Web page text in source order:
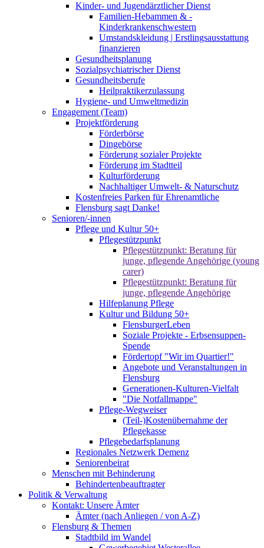
Kinder- und Jugendärztlicher Dienst
Familien-Hebammen & -
Kinderkrankenschwestern
Umstandskleidung | Erstlingsausstattung
finanzieren
Gesundheitsplanung
Sozialpsychiatrischer Dienst
Gesundheitsberufe
Heilpraktikerzulassung
Hygiene- und Umweltmedizin
Engagement (Team)
Projektförderung
Förderbörse
Dingebörse
Förderung sozialer Projekte
Förderung im Stadtteil
Kulturförderung
Nachhaltiger Umwelt- & Naturschutz
Kostenfreies Parken für Ehrenamtliche
Flensburg sagt Danke!
Senioren/-innen
Pflege und Kultur 50+
Pflegestützpunkt
Pflegestützpunkt: Beratung für
junge, pflegende Angehörige (young
carer)
Pflegestützpunkt: Beratung für
junge, pflegende Angehörige
Hilfeplanung Pflege
Kultur und Bildung 50+
FlensburgerLeben
Soziale Projekte - Erbsensuppen-
Spende
Fördertopf "Wir im Quartier!"
Angebote und Veranstaltungen in
Flensburg
Generationen-Kulturen-Vielfalt
"Die Notfallmappe"
Pflege-Wegweiser
(Teil-)Kostenübernahme der
Pflegekasse
Pflegebedarfsplanung
Regionales Netzwerk Demenz
Seniorenbeirat
Menschen mit Behinderung
Behindertenbeauftragter
Politik & Verwaltung
Kontakt: Unsere Ämter
Ämter (nach Anliegen / von A-Z)
Flensburg & Themen
Stadtbild im Wandel